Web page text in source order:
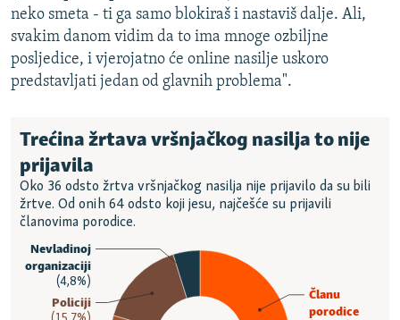
neko smeta - ti ga samo blokiraš i nastaviš dalje. Ali,
svakim danom vidim da to ima mnoge ozbiljne
posljedice, i vjerojatno će online nasilje uskoro
predstavljati jedan od glavnih problema".